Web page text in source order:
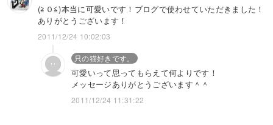
(≧０≦)本当に可愛いです！ブログで使わせていただきました！
ありがとうございます！
2011/12/24 10:02:03
只の猫好きです。
可愛いって思ってもらえて何よりです！
メッセージありがとうございます＾＾
2011/12/24 11:31:22